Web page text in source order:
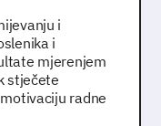
i
i
mjerenjem
stječete
radne